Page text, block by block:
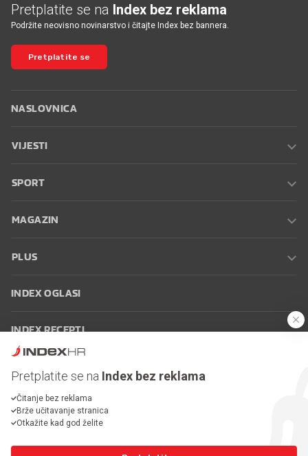
Pretplatite se na Index bez reklama
Podržite neovisno novinarstvo i čitajte Index bez bannera.
Pretplatite se
NASLOVNICA
VIJESTI
SPORT
MAGAZIN
PLUS
INDEX OGLASI
INDEX RECEPTI
Oglašavanje Zaposli se na Indexu
korištenja
Postavke kolačića
Pretplatite se na Index bez reklama
Čitanje bez reklama
Brže učitavanje stranica
Otkažite kad god želite